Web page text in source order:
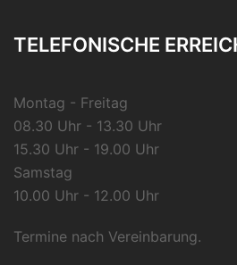
TELEFONISCHE
Montag - Freitag
08.30 Uhr - 13.30 Uhr
15.30 Uhr - 19.00 Uhr
Samstag
10.00 Uhr - 12.00 Uhr
Termine nach Vereinbarung.